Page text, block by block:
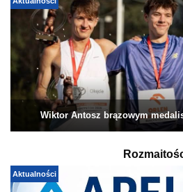
Aktualności
Wiktor Antosz brązowym
Aktualności